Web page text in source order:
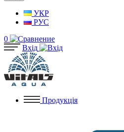
УКР
РУС
0
Вхід
Продукція